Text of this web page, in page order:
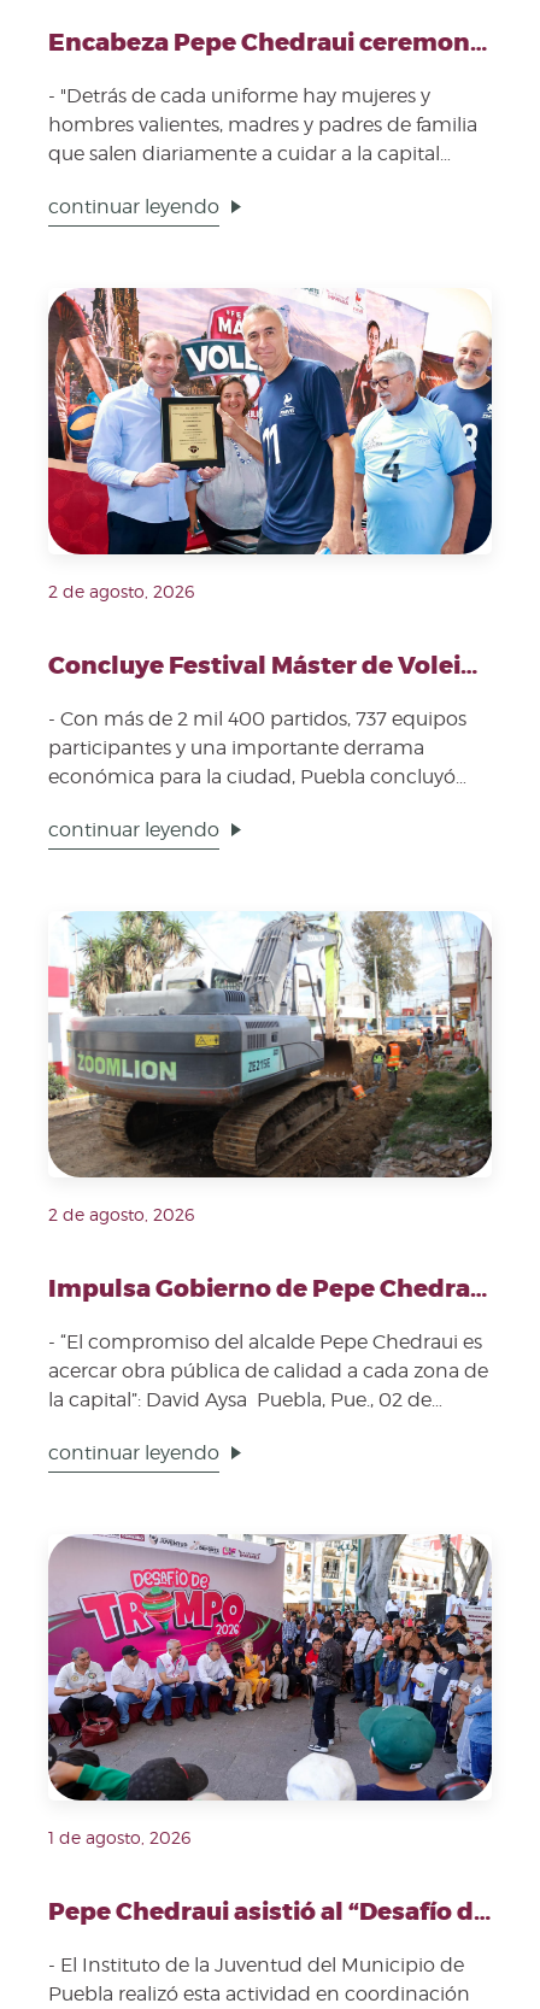
Encabeza Pepe Chedraui ceremonia por el Mes de las y los Policías de la Ciudad
- "Detrás de cada uniforme hay mujeres y
hombres valientes, madres y padres de familia
que salen diariamente a cuidar a la capital
continuar leyendo
Fecha de publicación: 2 de agosto, 2026. Imagen
2 de agosto, 2026
Concluye Festival Máster de Voleibol 2026 en Puebla Capital
- Con más de 2 mil 400 partidos, 737 equipos
participantes y una importante derrama
económica para la ciudad, Puebla concluyó
continuar leyendo
Fecha de publicación: 2 de agosto, 2026. Imagen
2 de agosto, 2026
Impulsa Gobierno de Pepe Chedraui fortalecimiento de la infraestructura vial en la Junta Auxiliar Ignacio Romero Vargas
- “El compromiso del alcalde Pepe Chedraui es
acercar obra pública de calidad a cada zona de
la capital”: David Aysa Puebla, Pue., 02 de
continuar leyendo
Fecha de publicación: 1 de agosto, 2026. Imagen
1 de agosto, 2026
Pepe Chedraui asistió al “Desafío de Trompo 2026” para promover el rescate de los juegos tradicionales
- El Instituto de la Juventud del Municipio de
Puebla realizó esta actividad en coordinación